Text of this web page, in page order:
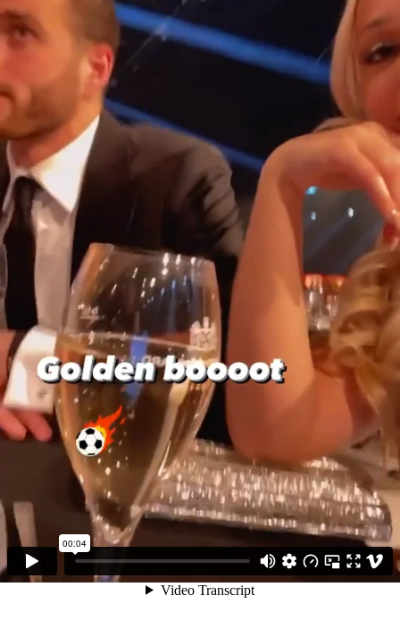
gek. Daarom was Emma Heesters de beste voetbalvrouw
bij de uitreiking van deGouden Schoen!
Lees ook: Foto:Emma Heesters viert verjaardag op
avond vol illegale praktijken
Heeft Emma Heesters
een plannetje gesmeed
voor België?
is Emma bezig met een tactisch plannetje? Nu de
zangeres zo veel in België is, kunnen onze zuiderburen
echt niet om de zangeres heen. Ze mag nu misschien wel
als 'vriendin van' gezien worden, maar misschien lukt het
haar ook wel om daar door te breken met haar
muziek
Met die glitterjurk die ze aanheeft valt ze hoe dan ook op
bij de uitreiking. Dat is te zien op de video hierboven. Zou
ze daar van te voren al over na gedacht hebben?